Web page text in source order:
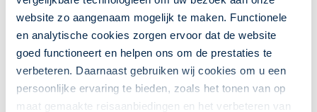
website zo aangenaam mogelijk te maken. Functionele
en analytische cookies zorgen ervoor dat de website
goed functioneert en helpen ons om de prestaties te
verbeteren. Daarnaast gebruiken wij cookies om u een
persoonlijke ervaring te bieden, zoals het tonen van op
maat gemaakte reisaanbiedingen en het verbeteren van
ziewww.styleintravel.nl/algemene-voorwaarden.
Wij zijn aangesloten bij ANVR, SGR, SGRZ en het
Calamiteitenfonds.
Vermelde reissommen per vertrekdatum per persoon
worden zoveel mogelijk up to date gehouden volgens